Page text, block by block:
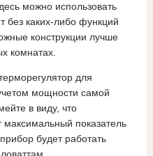
можно использовать
без каких-либо функций
конструкции лучше
комнатах.
для
мощности самой
в виду, что
показатель
будет работать